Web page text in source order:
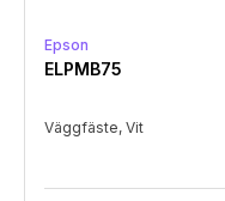
Epson
ELPMB75
Väggfäste, Vit